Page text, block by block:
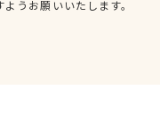
うお願いいたします。